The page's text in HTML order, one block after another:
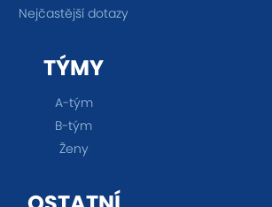
Nejčastější dotazy
TÝMY
A-tým
B-tým
Ženy